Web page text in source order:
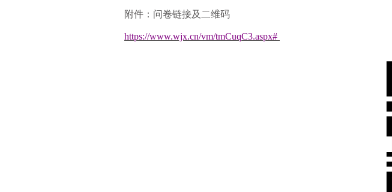
附件：问卷链接及二维码
https://www.wjx.cn/vm/tmCuqC3.aspx#